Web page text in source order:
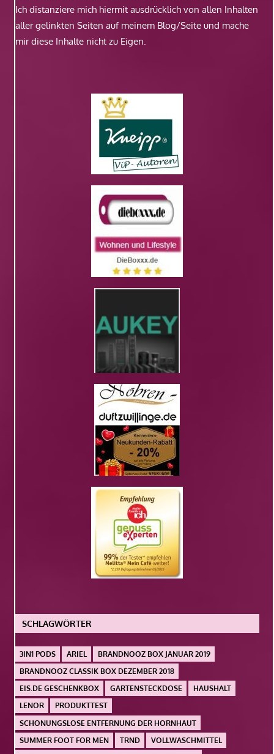
Ich distanziere mich hiermit ausdrücklich von allen Inhalten
aller gelinkten Seiten auf meinem Blog/Seite und mache
mir diese Inhalte nicht zu Eigen.
SCHLAGWÖRTER
3IN1 PODS ARIEL
BRANDNOOZ BOX JANUAR 2019
BRANDNOOZ CLASSIK BOX DEZEMBER 2018
EIS.DE GESCHENKBOX
GARTENSTECKDOSE
HAUSHALT
LENOR
PRODUKTTEST
SCHONUNGSLOSE ENTFERNUNG DER HORNHAUT
SUMMER FOOT FOR MEN
TRND
VOLLWASCHMITTEL